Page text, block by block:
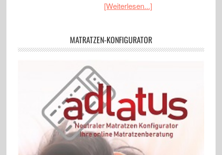
[Weiterlesen...]
MATRATZEN-KONFIGURATOR